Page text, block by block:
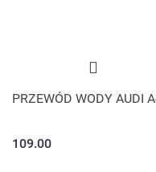
PRZEWÓD WODY AUDI
109.00